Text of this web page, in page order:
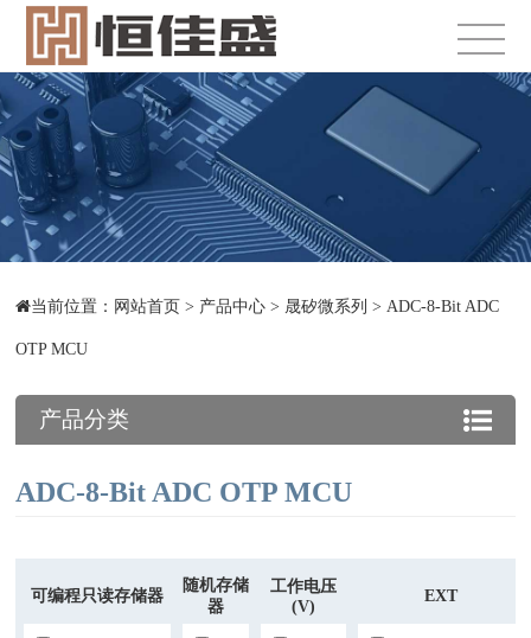
当前位置： 网站首页 > 产品中心 > 晟矽微系列 >ADC-8-Bit ADC
OTP MCU
产品分类
ADC-8-Bit ADC OTP MCU
可编程只读存储器
随机存储
器
工作电压
(V)
EXT